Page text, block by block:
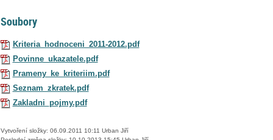
Soubory
Kriteria_hodnoceni_2011-2012.pdf
Povinne_ukazatele.pdf
Prameny_ke_kriteriim.pdf
Seznam_zkratek.pdf
Zakladni_pojmy.pdf
Vytvoření složky: 06.09.2011 10:11 Urban Jiří